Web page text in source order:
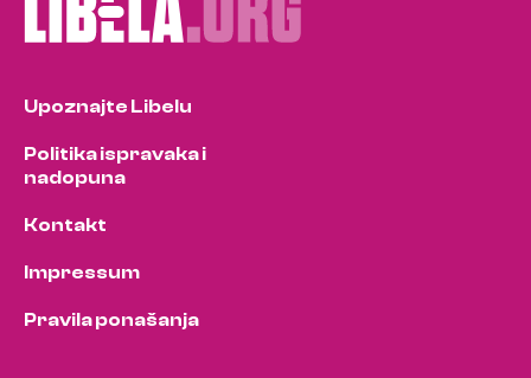
Upoznajte Libelu
Politika ispravaka i
nadopuna
Kontakt
Impressum
Pravila ponašanja